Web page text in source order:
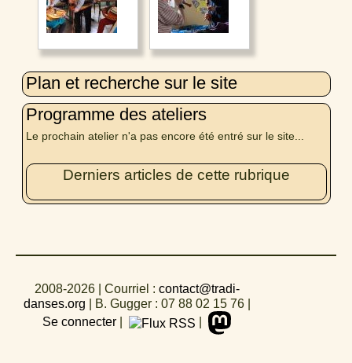
Plan et recherche sur le site
Programme des ateliers
Le prochain atelier n'a pas encore été entré sur le site...
Derniers articles de cette rubrique
2008-2026 | Courriel : contact@tradi-
danses.org
B. Gugger : 07 88 02 15 76
Se connecter